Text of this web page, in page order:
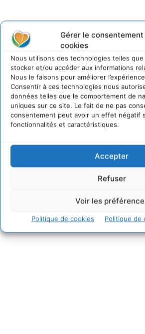
Gérer le consentement
cookies
Nous utilisons des technologies telles
stocker et/ou accéder aux informations
Nous le faisons pour améliorer
Consentir à ces technologies nous
données telles que le comportement de
uniques sur ce site. Le fait de ne pas
consentement peut avoir un effet négatif
fonctionnalités et caractéristiques.
Accepter
Refuser
Voir les
Politique de cookies Politique de
@cdurableinfo
273Suiveurs